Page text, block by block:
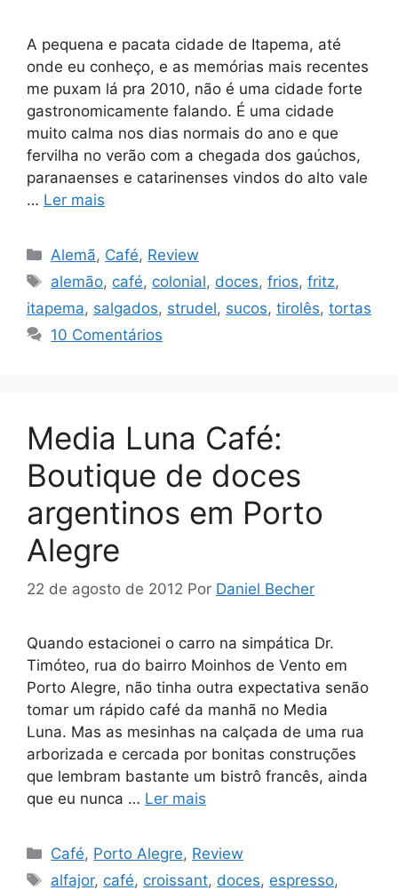
A pequena e pacata cidade de Itapema, até
onde eu conheço, e as memórias mais recentes
me puxam lá pra 2010, não é uma cidade forte
gastronomicamente falando. É uma cidade
muito calma nos dias normais do ano e que
fervilha no verão com a chegada dos gaúchos,
paranaenses e catarinenses vindos do alto vale
… Ler mais
Categorias
Alemã, Café, Review
Tags
alemão, café, colonial, doces,frios,fritz,
itapema, salgados, strudel, sucos, tirolês, tortas
10 Comentários
Media Luna Café:
Boutique de doces
argentinos em Porto
Alegre
22 de agosto de 2012 Por Daniel Becher
Quando estacionei o carro na simpática Dr.
Timóteo, rua do bairro Moinhos de Vento em
Porto Alegre, não tinha outra expectativa senão
tomar um rápido café da manhã no Media
Luna. Mas as mesinhas na calçada de uma rua
arborizada e cercada por bonitas construções
que lembram bastante um bistrô francês, ainda
que eu nunca … Ler mais
Categorias
Café, Porto Alegre, Review
Tags
alfajor, café, croissant, doces, espresso,